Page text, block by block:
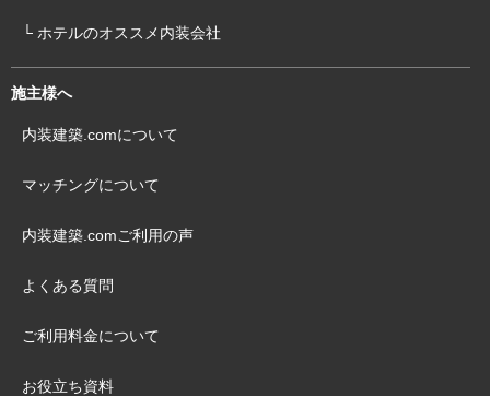
└ ホテルのオススメ内装会社
施主様へ
内装建築.comについて
マッチングについて
内装建築.comご利用の声
よくある質問
ご利用料金について
お役立ち資料